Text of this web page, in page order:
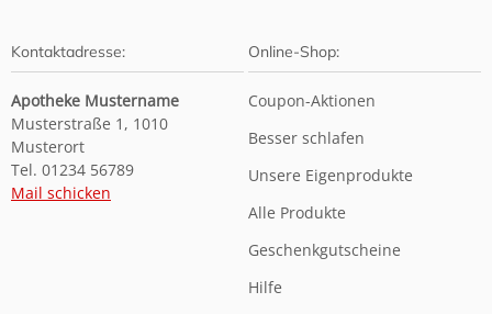
Kontaktadresse:
Apotheke Mustername
Musterstraße 1, 1010
Musterort
Tel. 01234 56789
Mail schicken
Online-Shop:
Coupon-Aktionen
Besser schlafen
Unsere Eigenprodukte
Alle Produkte
Geschenkgutscheine
Hilfe